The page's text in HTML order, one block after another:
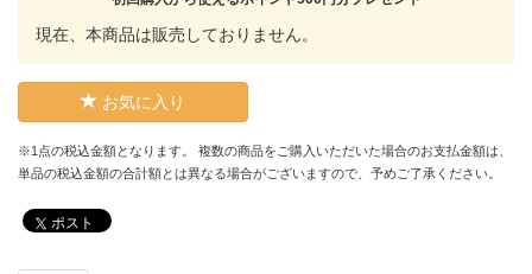
現在、本商品は販売しておりません。
お気に入り
※1点の税込金額となります。 複数の商品をご購入いただいた場合のお支払金額は、
単品の税込金額の合計額とは異なる場合がございますので、予めご了承ください。
ポスト